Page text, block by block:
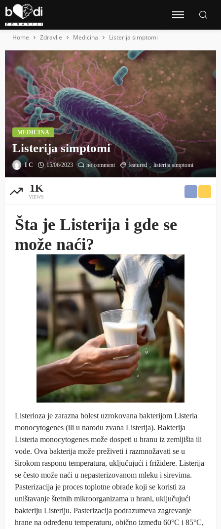
Home Zdravlje Medicina Listerija simptomi
MEDICINA
Listerija simptomi
I C 15/06/2023 no comment featured listerija simptomi
1K
VIEWS
Šta je Listerija i gde se
može naći?
Listerioza je zarazna bolest uzrokovana bakterijom Listeria
monocytogenes (ili u narodu zvana Listerija). Bakterija
Listeria monocytogenes može dospeti u hranu iz zemljišta ili
vode. Ova bakterija može preživeti i razmnožavati se u
širokom rasponu temperatura, uključujući i frižidere. Listerija
se često može naći u nepasterizovanom mleku i sirevima.
Pasterizacija je proces toplotne obrade koji se koristi za
uništavanje štetnih mikroorganizama u hrani, uključujući
bakteriju Listeriju. Pasterizacija podrazumeva zagrevanje
hrane na određenu temperaturu, obično između 60°C i 85°C,